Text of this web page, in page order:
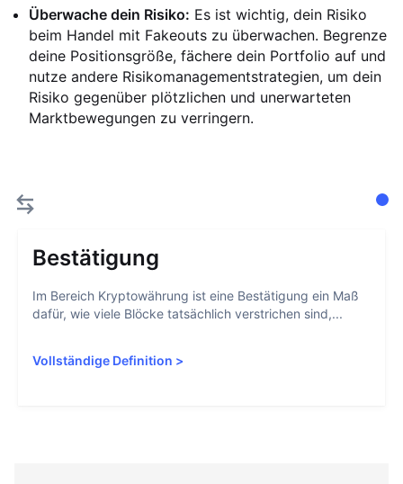
Überwache dein Risiko: Es ist wichtig, dein Risiko
beim Handel mit Fakeouts zu überwachen. Begrenze
deine Positionsgröße, fächere dein Portfolio auf und
nutze andere Risikomanagementstrategien, um dein
Risiko gegenüber plötzlichen und unerwarteten
Marktbewegungen zu verringern.
Bestätigung
Im Bereich Kryptowährung ist eine Bestätigung ein Maß
dafür, wie viele Blöcke tatsächlich verstrichen sind,...
Vollständige Definition >